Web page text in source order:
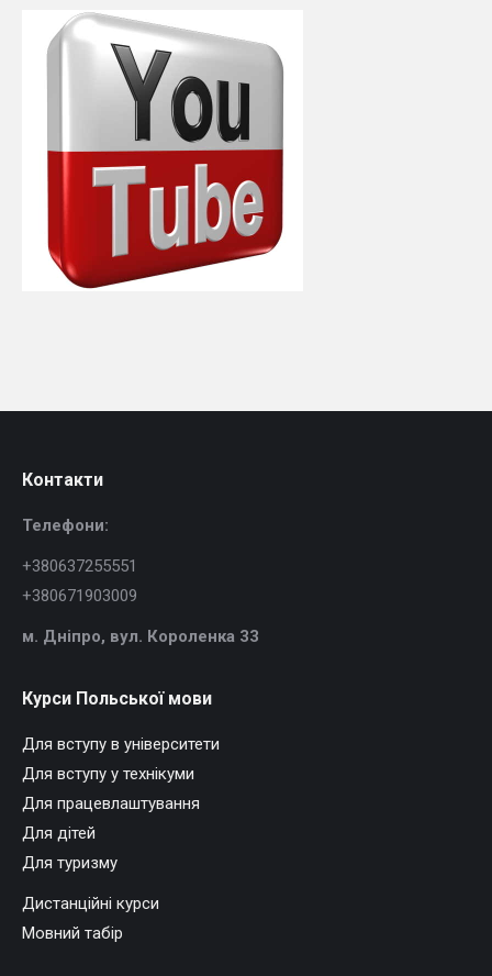
Контакти
Телефони:
+380637255551
+380671903009
м. Дніпро, вул. Короленка 33
Курси Польської мови
Для вступу в університети
Для вступу у технікуми
Для працевлаштування
Для дітей
Для туризму
Дистанційні курси
Мовний табір